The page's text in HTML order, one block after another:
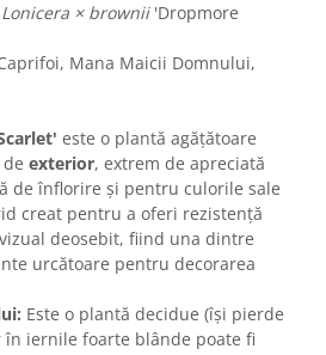
Lonicera × brownii'Dropmore
Mana Maicii Domnului,
este o plantă agățătoare
exterior, extrem de apreciată
de înflorire și pentru culorile sale
creat pentru a oferi rezistență
deosebit, fiind una dintre
urcătoare pentru decorarea
Este o plantă decidue (își pierde
iernile foarte blânde poate fi